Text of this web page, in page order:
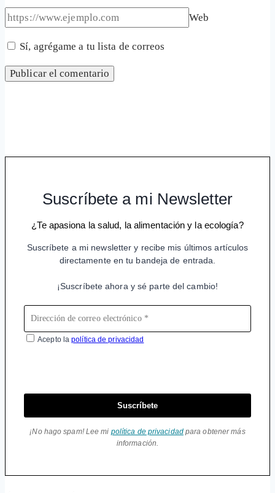
Web
Sí, agrégame a tu lista de correos
Suscríbete a mi Newsletter
¿Te apasiona la salud, la alimentación y la ecología?
Suscríbete a mi newsletter y recibe mis últimos artículos
directamente en tu bandeja de entrada.
¡Suscríbete ahora y sé parte del cambio!
Acepto lapolítica de privacidad
Suscríbete
¡No hago spam! Lee mi política de privacidadpara obtener más
información.